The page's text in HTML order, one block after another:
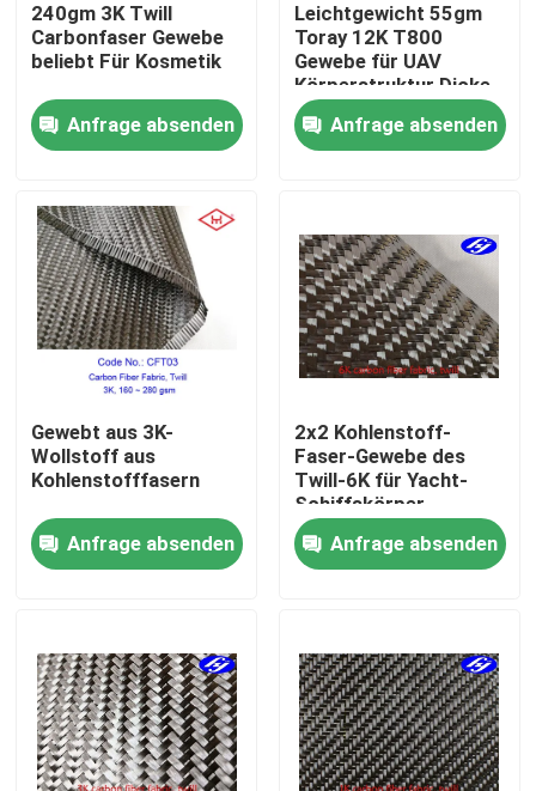
Startseite
Videos
Über uns
Fabrik Tour
Qualitätskontrolle
Kontakt
Referenzen
Kohlenstoff Aramid-Gewebe
240gm 3K Twill
Carbonfaser Gewebe
beliebt Für Kosmetik
Anfrage absenden
Leichtgewicht 55gm
Toray 12K T800
Gewebe für UAV
Körperstruktur Dicke
0,07mm Rohstoff
Kohlenstoffgarn
Anfrage absenden
Gewebt aus 3K-
Wollstoff aus
Kohlenstofffasern
Anfrage absenden
2x2 Kohlenstoff-
Faser-Gewebe des
Twill-6K für Yacht-
Schiffskörper-
Verstärkung
Anfrage absenden